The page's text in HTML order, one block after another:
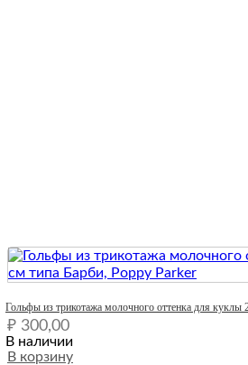
Гольфы из трикотажа молочного оттенка для куклы
₽ 300,00
В наличии
В корзину